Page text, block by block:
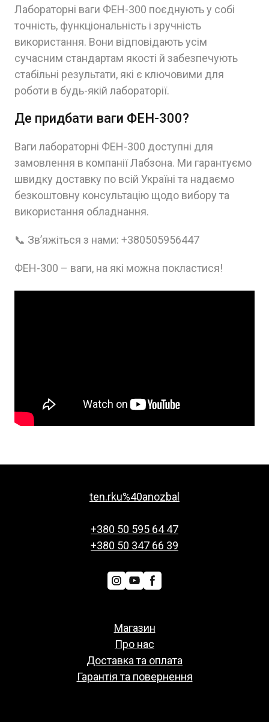
Лабораторні ваги ФЕН-300 поєднують у собі
точність, функціональність і зручність
використання. Вони відповідають усім
сучасним стандартам якості й забезпечують
стабільні результати, які є ключовими для
роботи в будь-якій лабораторії.
Де придбати ваги ФЕН-300?
Ваги лабораторні ФЕН-300 доступні для
замовлення в компанії Лабзона. Ми гарантуємо
швидку доставку по всій Україні та надаємо
безкоштовну консультацію щодо вибору та
використання обладнання.
📞 Зв’яжіться з нами: +380505956447
ФЕН-300 – ваги, на які можна покластися!
ten.rku%40anozbal
+380 50 595 64 47
+380 50 347 66 39
Магазин
Про нас
Доставка та оплата
Гарантія та повернення